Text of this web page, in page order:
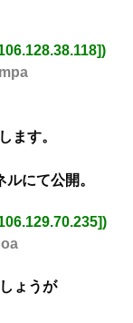
ます。
にて公開。
ょうが